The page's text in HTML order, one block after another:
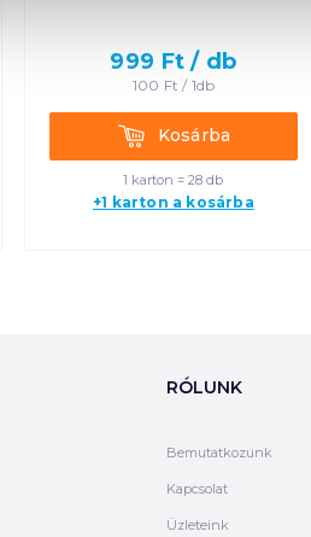
999 Ft / db
100 Ft / 1db
KosárbaKosárba
1 karton = 28 db
+1 karton a kosárba
RÓLUNK
Bemutatkozunk
Kapcsolat
Üzleteink